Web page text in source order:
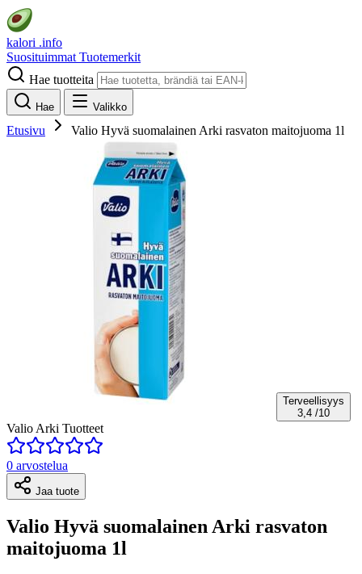
kalori .info
Suosituimmat Tuotemerkit
Hae tuotteita
Hae Valikko
Etusivu Valio Hyvä suomalainen Arki rasvaton maitojuoma 1l
Terveellisyys
3,4 /10
Valio Arki Tuotteet
0 arvostelua
Jaa tuote
Valio Hyvä suomalainen Arki rasvaton
maitojuoma 1l